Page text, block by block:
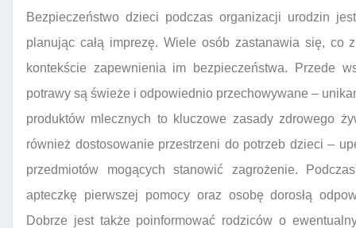
Bezpieczeństwo dzieci podczas organizacji urodzin
planując całą imprezę. Wiele osób zastanawia się,
kontekście zapewnienia im bezpieczeństwa. Przede
potrawy są świeże i odpowiednio przechowywane –
produktów mlecznych to kluczowe zasady zdrowego
również dostosowanie przestrzeni do potrzeb dzieci –
przedmiotów mogących stanowić zagrożenie.
apteczkę pierwszej pomocy oraz osobę dorosłą
Dobrze jest także poinformować rodziców o